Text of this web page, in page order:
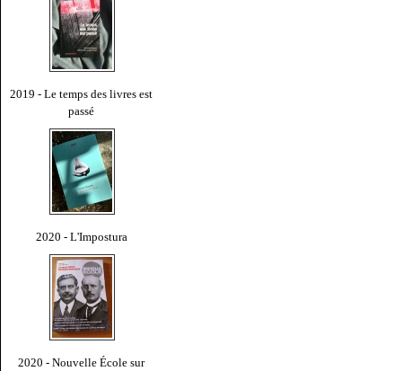
2019 - Le temps des livres est
passé
2020 - L'Impostura
2020 - Nouvelle École sur